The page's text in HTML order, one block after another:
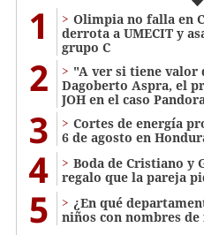
1
Olimpia no falla en
derrota a UMECIT y
grupo C
2
"A ver si tiene valor
Dagoberto Aspra, el
JOH en el caso
3
Cortes de energía
6 de agosto en
4
Boda de Cristiano y
regalo que la pareja
5
¿En qué
niños con nombres